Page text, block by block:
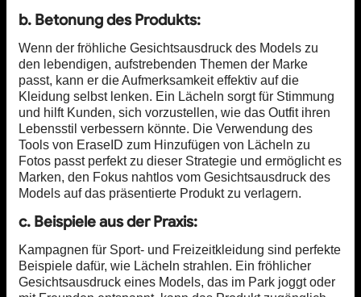
b. Betonung des Produkts:
Wenn der fröhliche Gesichtsausdruck des Models zu
den lebendigen, aufstrebenden Themen der Marke
passt, kann er die Aufmerksamkeit effektiv auf die
Kleidung selbst lenken. Ein Lächeln sorgt für Stimmung
und hilft Kunden, sich vorzustellen, wie das Outfit ihren
Lebensstil verbessern könnte. Die Verwendung des
Tools von EraseID zum Hinzufügen von Lächeln zu
Fotos passt perfekt zu dieser Strategie und ermöglicht es
Marken, den Fokus nahtlos vom Gesichtsausdruck des
Models auf das präsentierte Produkt zu verlagern.
c. Beispiele aus der Praxis:
Kampagnen für Sport- und Freizeitkleidung sind perfekte
Beispiele dafür, wie Lächeln strahlen. Ein fröhlicher
Gesichtsausdruck eines Models, das im Park joggt oder